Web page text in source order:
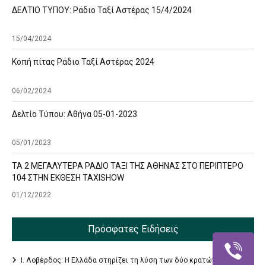
ΔΕΛΤΙΟ ΤΥΠΟΥ: Ράδιο Ταξί Αστέρας 15/4/2024
15/04/2024
Κοπή πίτας Ράδιο Ταξί Αστέρας 2024
06/02/2024
Δελτίο Τύπου: Αθήνα 05-01-2023
05/01/2023
ΤΑ 2 ΜΕΓΑΛΥΤΕΡΑ ΡΑΔΙΟ ΤΑΞΙ ΤΗΣ ΑΘΗΝΑΣ ΣΤΟ ΠΕΡΙΠΤΕΡΟ
104 ΣΤΗΝ ΕΚΘΕΣΗ TAXISHOW
01/12/2022
Πρόσφατες Ειδήσεις
Ι. Λοβέρδος: Η Ελλάδα στηρίζει τη λύση των δύο κρατών στο